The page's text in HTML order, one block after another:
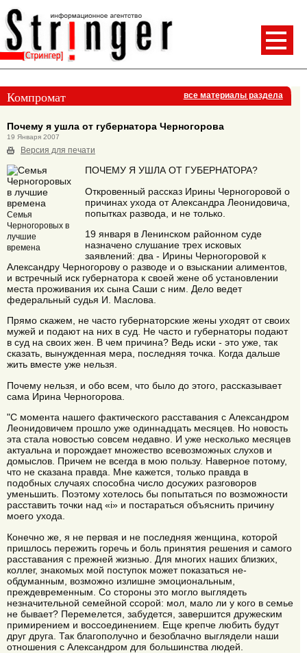
Компромат все материалы раздела
Почему я ушла от губернатора Черногорова
19 Января 2007
Версия для печати
Семья
Черногоровых в
лучшие
времена
ПОЧЕМУ Я УШЛА ОТ ГУБЕРНАТОРА?
Откровенный рассказ Ирины Черногоровой о
причинах ухода от Александра Леонидовича,
попытках развода, и не только.
19 января в Ленинском районном суде
назначено слушание трех исковых
заявлений: два - Ирины Черногоровой к
Александру Черногорову о разводе и о взыскании алиментов,
и встречный иск губернатора к своей жене об установлении
места проживания их сына Саши с ним. Дело ведет
федеральный судья И. Маслова.
Прямо скажем, не часто губернаторские жены уходят от своих
мужей и подают на них в суд. Не часто и губернаторы подают
в суд на своих жен. В чем причина? Ведь иски - это уже, так
сказать, вынужденная мера, последняя точка. Когда дальше
жить вместе уже нельзя.
Почему нельзя, и обо всем, что было до этого, рассказывает
сама Ирина Черногорова.
"С момента нашего фактического расставания с Александром
Леонидовичем прошло уже одиннадцать месяцев. Но новость
эта стала новостью совсем недавно. И уже несколько месяцев
актуальна и порождает множество всевозможных слухов и
домыслов. Причем не всегда в мою пользу. Наверное потому,
что не сказана правда. Мне кажется, только правда в
подобных случаях способна число досужих разговоров
уменьшить. Поэтому хотелось бы попытаться по возможности
расставить точки над «i» и постараться объяснить причину
моего ухода.
Конечно же, я не первая и не последняя женщина, которой
пришлось пережить горечь и боль принятия решения и самого
расставания с прежней жизнью. Для многих наших близких,
коллег, знакомых мой поступок может показаться не-
обдуманным, возможно излишне эмоциональным,
преждевременным. Со стороны это могло выглядеть
незначительной семейной ссорой: мол, мало ли у кого в семье
не бывает? Перемелется, забудется, завершится дружеским
примирением и воссоединением. Еще крепче любить будут
друг друга. Так благополучно и безоблачно выглядели наши
отношения с Александром для большинства людей.